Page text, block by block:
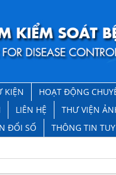
KIỆN
HOẠT ĐỘNG
LIÊN HỆ
THƯ VIỆN
ĐỔI SỐ
THÔNG TIN